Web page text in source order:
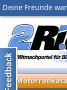
Deine Freunde